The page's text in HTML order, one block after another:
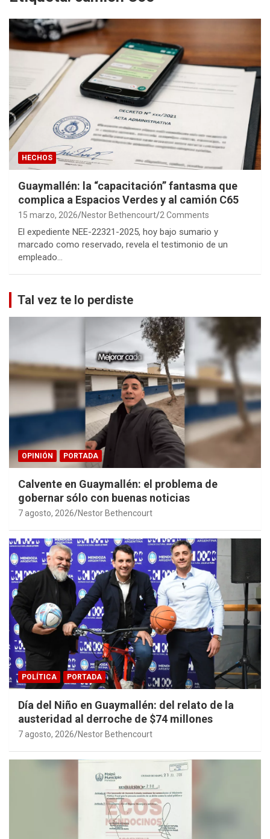
HECHOS
Guaymallén: la “capacitación” fantasma que
complica a Espacios Verdes y al camión C65
15 marzo, 2026 Nestor Bethencourt 2 Comments
El expediente NEE-22321-2025, hoy bajo sumario y
marcado como reservado, revela el testimonio de un
empleado…
Tal vez te lo perdiste
OPINIÓN PORTADA
Calvente en Guaymallén: el problema de
gobernar sólo con buenas noticias
7 agosto, 2026 Nestor Bethencourt
POLÍTICA PORTADA
Día del Niño en Guaymallén: del relato de la
austeridad al derroche de $74 millones
7 agosto, 2026 Nestor Bethencourt